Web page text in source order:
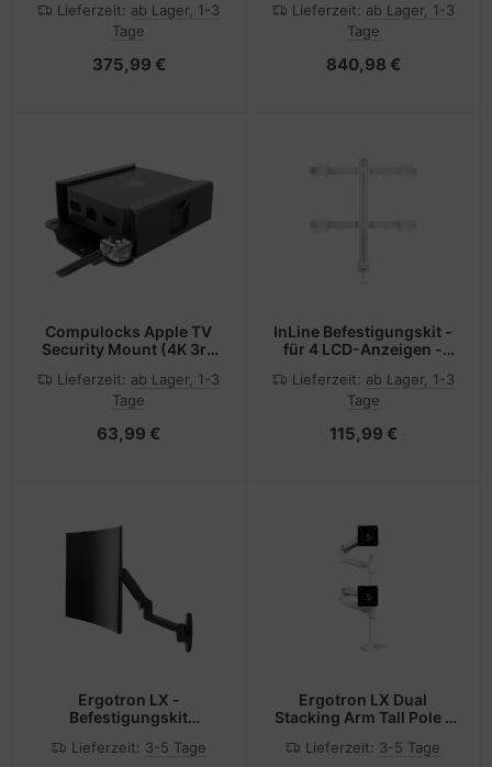
254 cm (60"-100")
Lieferzeit: ab Lager, 1-3
Tage
375,99 €
Schwarz -
Bildschirmgröße: von
Lieferzeit: ab Lager, 1-3
Tage
840,98 €
Compulocks Apple TV
Security Mount (4K 3rd
Lieferzeit: ab Lager, 1-3
Tage
63,99 €
InLine Befestigungskit -
für 4 LCD-Anzeigen -
Stahl - Fine Texture Gray
- Bildschirmgröße: 43.2-
Lieferzeit: ab Lager, 1-3
Tage
115,99 €
Ergotron LX -
Befestigungskit
Erweiterungsadapter,
Lieferzeit: 3-5 Tage
Ergotron LX Dual
Stacking Arm Tall Pole -
LCD-Displays -
Lieferzeit: 3-5 Tage